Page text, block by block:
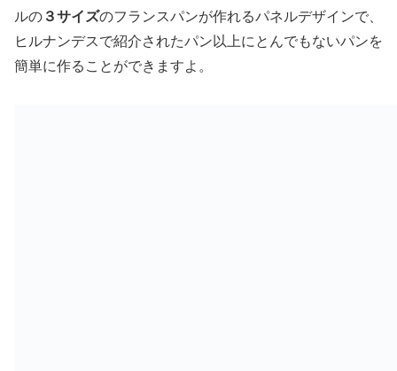
ルの ３サイズのフランスパンが作れるパネルデザインで、
ヒルナンデスで紹介されたパン以上にとんでもないパンを
簡単に作ることができますよ。